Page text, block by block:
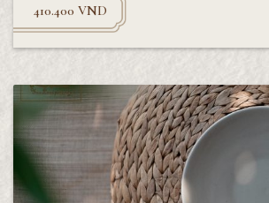
410.400 VND